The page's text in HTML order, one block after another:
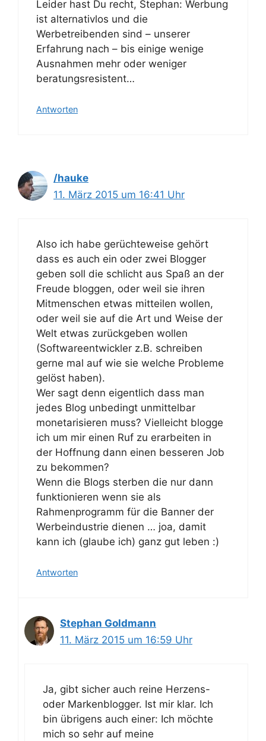
Leider hast Du recht, Stephan: Werbung
ist alternativlos und die
Werbetreibenden sind – unserer
Erfahrung nach – bis einige wenige
Ausnahmen mehr oder weniger
beratungsresistent…
Antworten
/hauke
11. März 2015 um 16:41 Uhr
Also ich habe gerüchteweise gehört
dass es auch ein oder zwei Blogger
geben soll die schlicht aus Spaß an der
Freude bloggen, oder weil sie ihren
Mitmenschen etwas mitteilen wollen,
oder weil sie auf die Art und Weise der
Welt etwas zurückgeben wollen
(Softwareentwickler z.B. schreiben
gerne mal auf wie sie welche Probleme
gelöst haben).
Wer sagt denn eigentlich dass man
jedes Blog unbedingt unmittelbar
monetarisieren muss? Vielleicht blogge
ich um mir einen Ruf zu erarbeiten in
der Hoffnung dann einen besseren Job
zu bekommen?
Wenn die Blogs sterben die nur dann
funktionieren wenn sie als
Rahmenprogramm für die Banner der
Werbeindustrie dienen … joa, damit
kann ich (glaube ich) ganz gut leben :)
Antworten
Stephan Goldmann
11. März 2015 um 16:59 Uhr
Ja, gibt sicher auch reine Herzens-
oder Markenblogger. Ist mir klar. Ich
bin übrigens auch einer: Ich möchte
mich so sehr auf meine